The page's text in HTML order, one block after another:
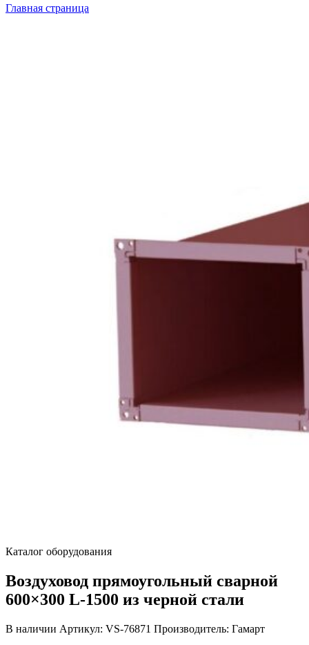
Главная страница
Каталог оборудования
Воздуховод прямоугольный сварной
600×300 L-1500 из черной стали
В наличии Артикул: VS-76871 Производитель: Гамарт